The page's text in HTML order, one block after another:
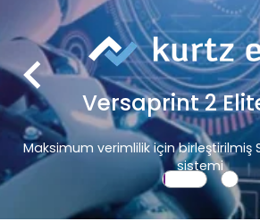
Versaprint 2
Maksimum verimlilik için birleştirilmiş
sistemi